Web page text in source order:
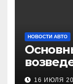
НОВОСТИ АВТО
16 ИЮЛЯ